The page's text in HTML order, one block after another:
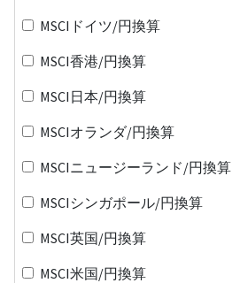
MSCIドイツ/円換算
MSCI香港/円換算
MSCI日本/円換算
MSCIオランダ/円換算
MSCIニュージーランド/円換算
MSCIシンガポール/円換算
MSCI英国/円換算
MSCI米国/円換算